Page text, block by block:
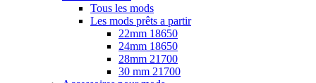
Tous les mods
Les mods prêts a partir
22mm 18650
24mm 18650
28mm 21700
30 mm 21700